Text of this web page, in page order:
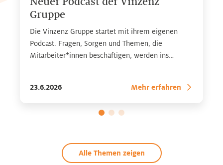
Gruppe
Die Vinzenz Gruppe startet mit ihrem eigenen
Podcast. Fragen, Sorgen und Themen, die
Mitarbeiter*innen beschäftigen, werden ins
auf allen gängigen Streaming-Plattformen
23.6.2026 Mehr erfahren
Alle Themen zeigen